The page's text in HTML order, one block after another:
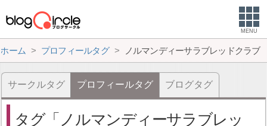
MENU
ホーム プロフィールタグ ノルマンディーサラブレッドクラブ
サークルタグ プロフィールタグ ブログタグ
タグ
ノルマンディーサラブレッ